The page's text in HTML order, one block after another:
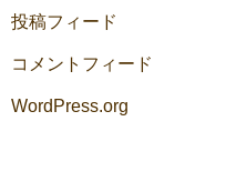
投稿フィード
コメントフィード
WordPress.org